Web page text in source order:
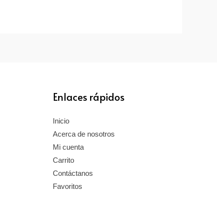
Enlaces rápidos
Inicio
Acerca de nosotros
Mi cuenta
Carrito
Contáctanos
Favoritos